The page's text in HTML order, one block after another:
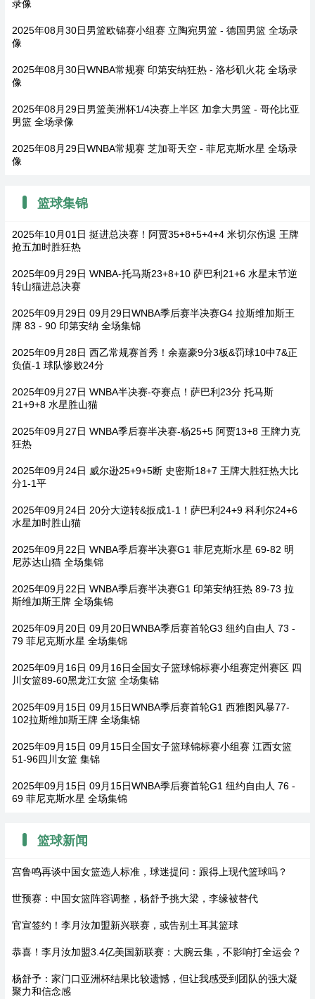
录像
2025年08月30日男篮欧锦赛小组赛 立陶宛男篮 - 德国男篮 全场录
像
2025年08月30日WNBA常规赛 印第安纳狂热 - 洛杉矶火花 全场录
像
2025年08月29日男篮美洲杯1/4决赛上半区 加拿大男篮 - 哥伦比亚
男篮 全场录像
2025年08月29日WNBA常规赛 芝加哥天空 - 菲尼克斯水星 全场录
像
篮球集锦
2025年10月01日 挺进总决赛！阿贾35+8+5+4+4 米切尔伤退 王牌
抢五加时胜狂热
2025年09月29日 WNBA-托马斯23+8+10 萨巴利21+6 水星末节逆
转山猫进总决赛
2025年09月29日 09月29日WNBA季后赛半决赛G4 拉斯维加斯王
牌 83 - 90 印第安纳 全场集锦
2025年09月28日 西乙常规赛首秀！余嘉豪9分3板&罚球10中7&正
负值-1 球队惨败24分
2025年09月27日 WNBA半决赛-夺赛点！萨巴利23分 托马斯
21+9+8 水星胜山猫
2025年09月27日 WNBA季后赛半决赛-杨25+5 阿贾13+8 王牌力克
狂热
2025年09月24日 威尔逊25+9+5断 史密斯18+7 王牌大胜狂热大比
分1-1平
2025年09月24日 20分大逆转&扳成1-1！萨巴利24+9 科利尔24+6
水星加时胜山猫
2025年09月22日 WNBA季后赛半决赛G1 菲尼克斯水星 69-82 明
尼苏达山猫 全场集锦
2025年09月22日 WNBA季后赛半决赛G1 印第安纳狂热 89-73 拉
斯维加斯王牌 全场集锦
2025年09月20日 09月20日WNBA季后赛首轮G3 纽约自由人 73 -
79 菲尼克斯水星 全场集锦
2025年09月16日 09月16日全国女子篮球锦标赛小组赛定州赛区 四
川女篮89-60黑龙江女篮 全场集锦
2025年09月15日 09月15日WNBA季后赛首轮G1 西雅图风暴77-
102拉斯维加斯王牌 全场集锦
2025年09月15日 09月15日全国女子篮球锦标赛小组赛 江西女篮
51-96四川女篮 集锦
2025年09月15日 09月15日WNBA季后赛首轮G1 纽约自由人 76 -
69 菲尼克斯水星 全场集锦
篮球新闻
宫鲁鸣再谈中国女篮选人标准，球迷提问：跟得上现代篮球吗？
世预赛：中国女篮阵容调整，杨舒予挑大梁，李缘被替代
官宣签约！李月汝加盟新兴联赛，或告别土耳其篮球
恭喜！李月汝加盟3.4亿美国新联赛：大腕云集，不影响打全运会？
杨舒予：家门口亚洲杯结果比较遗憾，但让我感受到团队的强大凝
聚力和信念感